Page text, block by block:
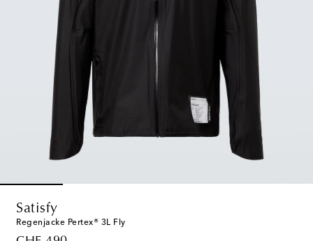
Satisfy
Regenjacke Pertex® 3L Fly